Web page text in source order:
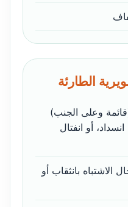
وعلى الجنب)
أو انفتال
الاشتباه بانثقاب أو